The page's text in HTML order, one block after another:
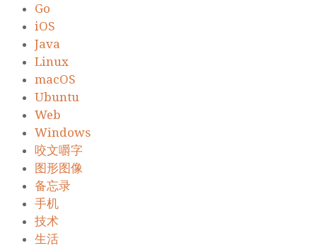
Go
iOS
Java
Linux
macOS
Ubuntu
Web
Windows
咬文嚼字
图形图像
备忘录
手机
技术
生活